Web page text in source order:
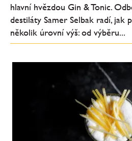
hlavní hvězdou Gin & Tonic.
destiláty Samer Selbak radí, jak
několik úrovní výš: od výběru...